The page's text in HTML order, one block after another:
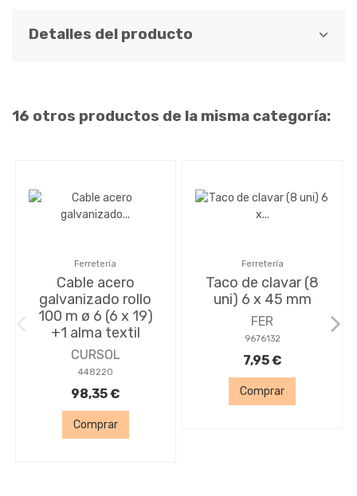
Detalles del producto
16 otros productos de la misma categoría:
Ferretería
Cable acero
galvanizado rollo
100 m ø 6 (6 x 19)
+1 alma textil
CURSOL
448220
98,35 €
Comprar
Ferretería
Taco de clavar (8
uni) 6 x 45 mm
FER
9676132
7,95 €
Comprar